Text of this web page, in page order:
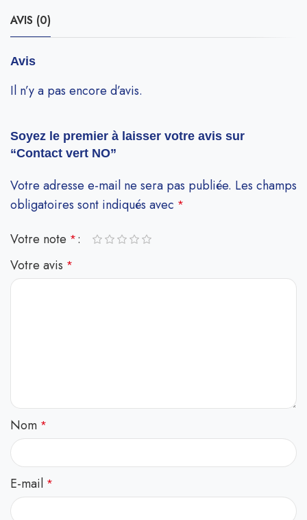
AVIS (0)
Avis
Il n’y a pas encore d’avis.
Soyez le premier à laisser votre avis sur
“Contact vert NO”
Votre adresse e-mail ne sera pas publiée. Les champs
obligatoires sont indiqués avec *
Votre note *
Votre avis *
Nom *
E-mail *